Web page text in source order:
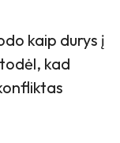
kaip durys į
kad